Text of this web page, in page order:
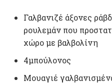
Γαλβανιζέ άξονες
ρουλεμάν που
χώρο με βαλβολίνη
4μπούλονος
Μουαγιέ